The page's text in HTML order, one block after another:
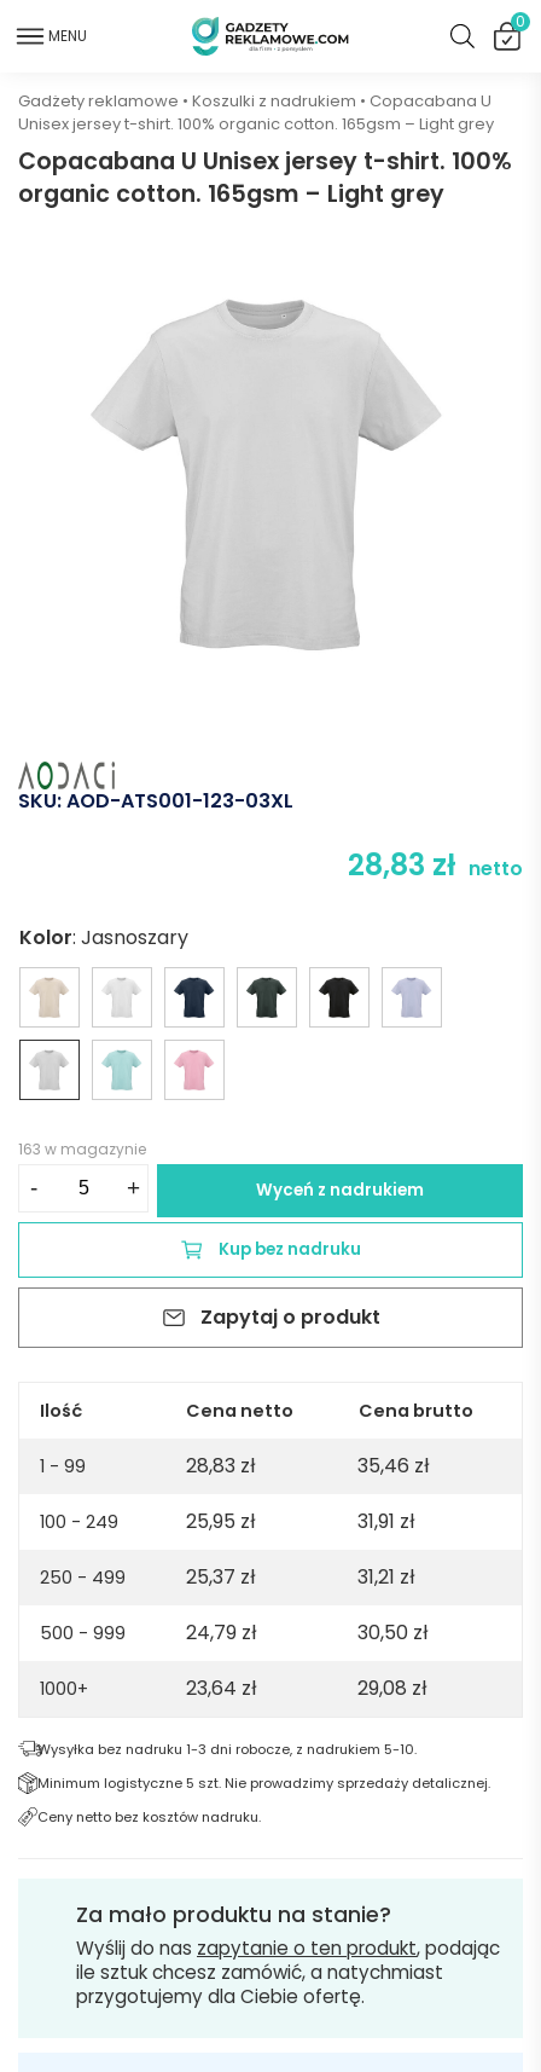
MENU
0
Gadżety reklamowe • Koszulki z nadrukiem • Copacabana U
Unisex jersey t-shirt. 100% organic cotton. 165gsm – Light grey
Copacabana U Unisex jersey t-shirt. 100%
organic cotton. 165gsm – Light grey
SKU:AOD-ATS001-123-03XL
28,83 zł netto
Kolor: Jasnoszary
163 w magazynie
-
jersey
shirt.
organic
165gsm
Light
+ Wyceń z nadrukiem
Kup bez nadruku
Zapytaj o produkt
Ilość Cena netto Cena brutto
1 - 99 28,83 zł 35,46 zł
100 - 249 25,95 zł 31,91 zł
250 - 499 25,37 zł 31,21 zł
500 - 999 24,79 zł 30,50 zł
1000+ 23,64 zł 29,08 zł
Wysyłka bez nadruku 1-3 dni robocze, z nadrukiem 5-10.
Minimum logistyczne 5 szt. Nie prowadzimy sprzedaży detalicznej.
Ceny netto bez kosztów nadruku.
Za mało produktu na stanie?
Wyślij do nas zapytanie o ten produkt, podając
ile sztuk chcesz zamówić, a natychmiast
przygotujemy dla Ciebie ofertę.